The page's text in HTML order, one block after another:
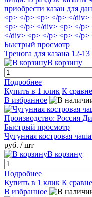
Быстрый просмотр
Тренога для казана 12-13
В корзину
Подробнее
Купить в 1 клик К
В избранное
Быстрый просмотр
Чугунная костровая
руб. / шт
В корзину
Подробнее
Купить в 1 клик К
В избранное